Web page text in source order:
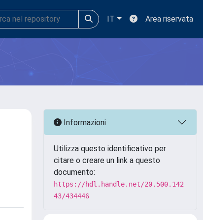
IT Area riservata
Informazioni
Utilizza questo identificativo per
citare o creare un link a questo
documento:
https://hdl.handle.net/20.500.142
43/434446